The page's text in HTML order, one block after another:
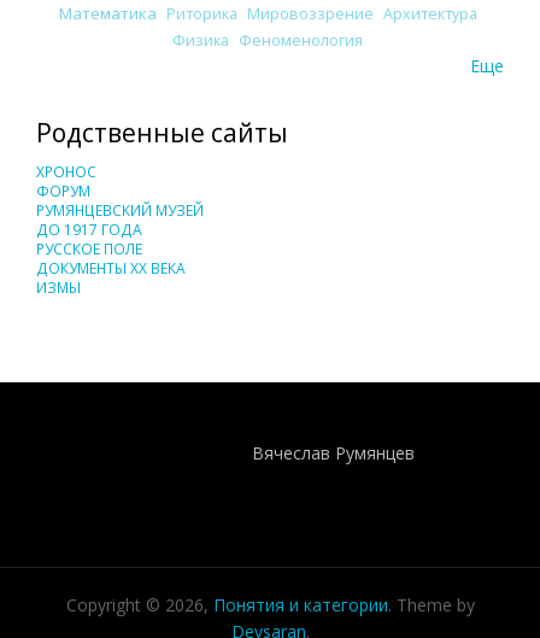
Математика Риторика Мировоззрение Архитектура
Физика Феноменология
Еще
Родственные сайты
ХРОНОС
ФОРУМ
РУМЯНЦЕВСКИЙ МУЗЕЙ
ДО 1917 ГОДА
РУССКОЕ ПОЛЕ
ДОКУМЕНТЫ XX ВЕКА
ИЗМЫ
Вячеслав Румянцев
Copyright © 2026, Понятия и категории. Theme by
Devsaran.